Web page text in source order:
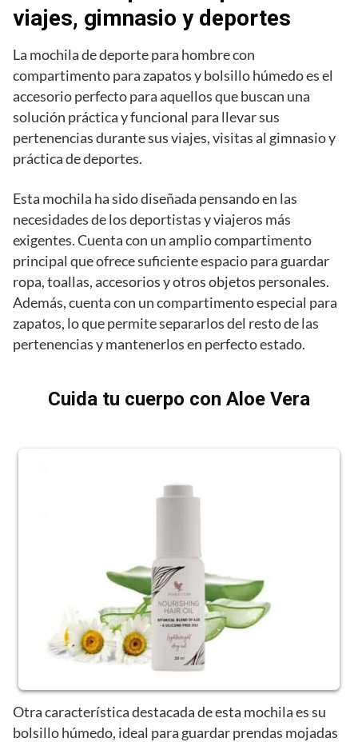
viajes, gimnasio y deportes
La mochila de deporte para hombre con
compartimento para zapatos y bolsillo húmedo es el
accesorio perfecto para aquellos que buscan una
solución práctica y funcional para llevar sus
pertenencias durante sus viajes, visitas al gimnasio y
práctica de deportes.
Esta mochila ha sido diseñada pensando en las
necesidades de los deportistas y viajeros más
exigentes. Cuenta con un amplio compartimento
principal que ofrece suficiente espacio para guardar
ropa, toallas, accesorios y otros objetos personales.
Además, cuenta con un compartimento especial para
zapatos, lo que permite separarlos del resto de las
pertenencias y mantenerlos en perfecto estado.
Cuida tu cuerpo con Aloe Vera
Otra característica destacada de esta mochila es su
bolsillo húmedo, ideal para guardar prendas mojadas